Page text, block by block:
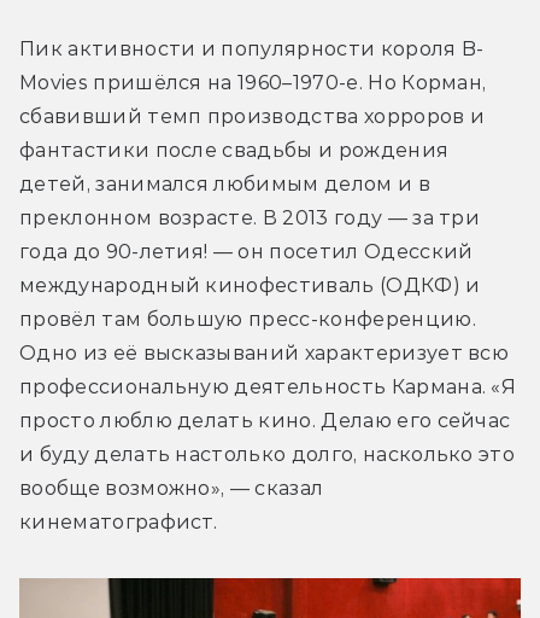
Пик активности и популярности короля B-
Movies пришёлся на 1960–1970-е. Но Корман,
сбавивший темп производства хорроров и
фантастики после свадьбы и рождения
детей, занимался любимым делом и в
преклонном возрасте. В 2013 году — за три
года до 90-летия! — он посетил Одесский
международный кинофестиваль (ОДКФ) и
провёл там большую пресс-конференцию.
Одно из её высказываний характеризует всю
профессиональную деятельность Кармана. «Я
просто люблю делать кино. Делаю его сейчас
и буду делать настолько долго, насколько это
вообще возможно», — сказал
кинематографист.